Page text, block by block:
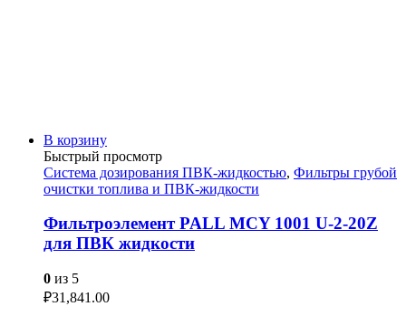
В корзину
Быстрый просмотр
Система дозирования ПВК-жидкостью, Фильтры грубой
очистки топлива и ПВК-жидкости
Фильтроэлемент PALL MCY 1001 U-2-20Z
для ПВК жидкости
0 из 5
₽31,841.00